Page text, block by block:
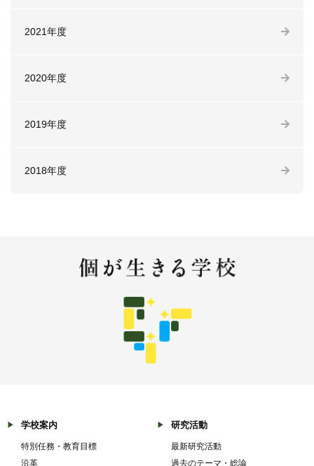
2021年度
2020年度
2019年度
2018年度
学校案内
特別任務・教育目標
沿革
研究活動
最新研究活動
過去のテーマ・総論